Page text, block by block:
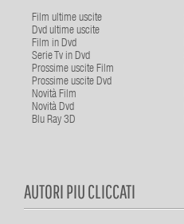
Film ultime uscite
Dvd ultime uscite
Film in Dvd
Serie Tv in Dvd
Prossime uscite Film
Prossime uscite Dvd
Novità Film
Novità Dvd
Blu Ray 3D
AUTORI PIU CLICCATI